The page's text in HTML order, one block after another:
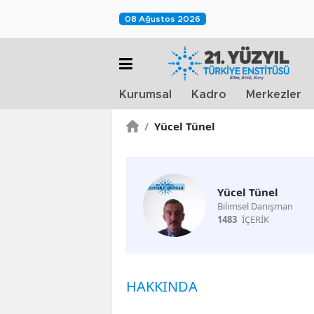
08 Ağustos 2026
Kurumsal Kadro Merkezler
/ Yücel Tünel
Yücel Tünel
Bilimsel Danışman
1483 İÇERİK
HAKKINDA